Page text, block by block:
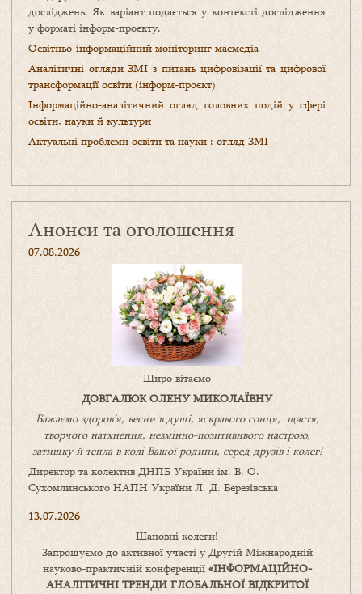
досліджень. Як варіант подається у контексті дослідження
у форматі інформ-проєкту.
Освітньо-інформаційний моніторинг масмедіа
Аналітичні огляди ЗМІ з питань цифровізації та цифрової
трансформації освіти (інформ-проєкт)
Інформаційно-аналітичний огляд головних подій у сфері
освіти, науки й культури
Актуальні проблеми освіти та науки : огляд ЗМІ
Анонси та оголошення
07.08.2026
Щиро вітаємо
ДОВГАЛЮК ОЛЕНУ МИКОЛАЇВНУ
Бажаємо здоров’я, весни в душі, яскравого сонця, щастя,
творчого натхнення, незмінно-позитивнвого настрою,
затишкуйтепла в коліВашоїродини, серед друзів і колег!
Директор та колектив ДНПБ України ім. В. О.
Сухомлинського НАПН України Л. Д. Березівська
13.07.2026
Шановні колеги!
Запрошуємо до активної участі у Другій Міжнародній
науково-практичній конференції «ІНФОРМАЦІЙНО-
АНАЛІТИЧНІ ТРЕНДИ ГЛОБАЛЬНОЇ ВІДКРИТОЇ